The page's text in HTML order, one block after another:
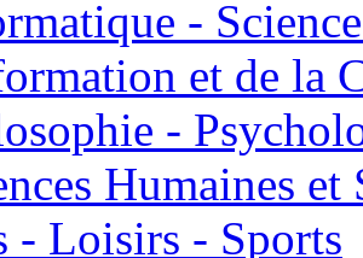
-
et de la
-
Humaines et
- Loisirs - Sports